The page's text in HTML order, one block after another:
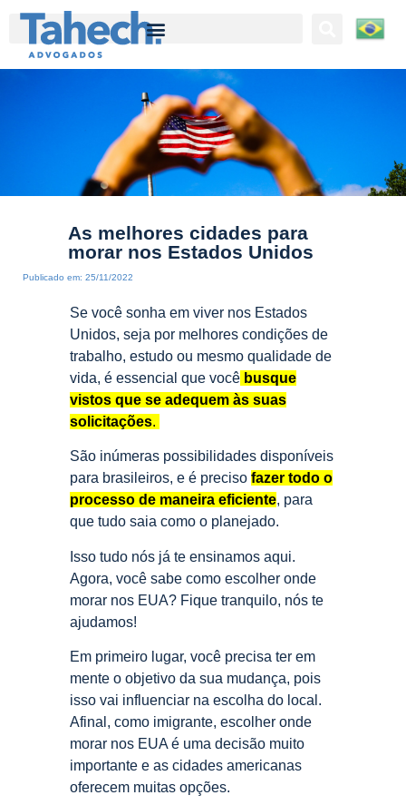
As melhores cidades para
morar nos Estados Unidos
Publicado em: 25/11/2022
Se você sonha em viver nos Estados
Unidos, seja por melhores condições de
trabalho, estudo ou mesmo qualidade de
vida, é essencial que você busque
vistos que se adequem às suas
solicitações.
São inúmeras possibilidades disponíveis
para brasileiros, e é preciso fazer todo o
processo de maneira eficiente, para
que tudo saia como o planejado.
Isso tudo nós já te ensinamos aqui.
Agora, você sabe como escolher onde
morar nos EUA? Fique tranquilo, nós te
ajudamos!
Em primeiro lugar, você precisa ter em
mente o objetivo da sua mudança, pois
isso vai influenciar na escolha do local.
Afinal, como imigrante, escolher onde
morar nos EUA é uma decisão muito
importante e as cidades americanas
oferecem muitas opções.